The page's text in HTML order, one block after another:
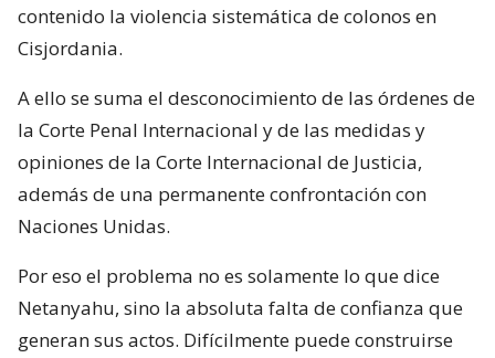
contenido la violencia sistemática de colonos en
Cisjordania.
A ello se suma el desconocimiento de las órdenes de
la Corte Penal Internacional y de las medidas y
opiniones de la Corte Internacional de Justicia,
además de una permanente confrontación con
Naciones Unidas.
Por eso el problema no es solamente lo que dice
Netanyahu, sino la absoluta falta de confianza que
generan sus actos. Difícilmente puede construirse